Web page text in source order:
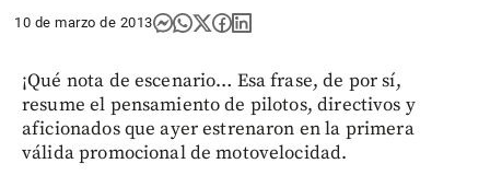
10 de marzo de 2013
¡Qué nota de escenario… Esa frase, de por sí,
resume el pensamiento de pilotos, directivos y
aficionados que ayer estrenaron en la primera
válida promocional de motovelocidad.